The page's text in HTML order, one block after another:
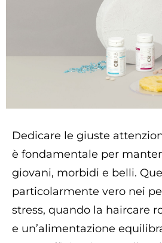
Dedicare le giuste
è fondamentale per
giovani, morbidi e belli.
particolarmente vero nei
stress, quando la haircare
e un’alimentazione